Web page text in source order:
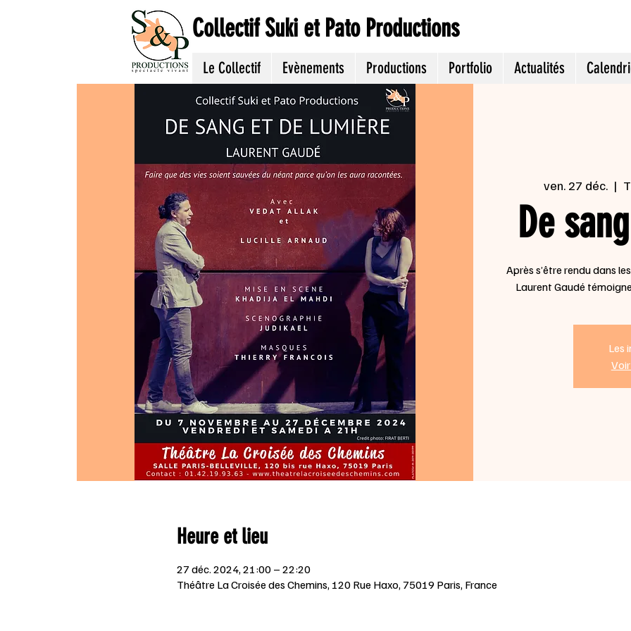
Collectif Suki et Pato Productions
Le Collectif Evènements Productions Portfolio Actualités
ven. 27 déc.
  |
De
Après s’être rendu dans
Laurent Gaudé
Les
Heure et lieu
27 déc. 2024, 21:00 – 22:20
Théâtre La Croisée des Chemins, 120 Rue Haxo, 75019 Paris, France